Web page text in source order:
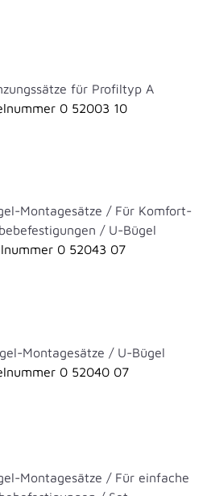
für Profiltyp A
0 52003 10
Montagesätze / Für Komfort-
/ U-Bügel
0 52043 07
Montagesätze / U-Bügel
0 52040 07
Montagesätze / Für einfache